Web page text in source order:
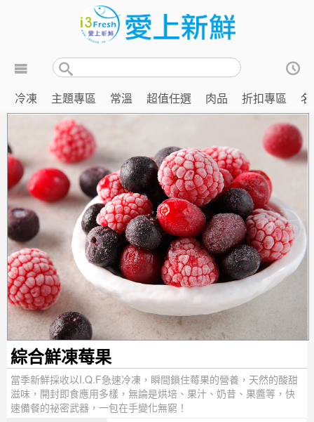
冷凍 主題專區 常溫 超值任選 肉品 折扣專區
綜合鮮凍莓果
當季新鮮採收以I.Q.F急速冷凍，瞬間鎖住莓果的營養，天然的酸甜
滋味，開封即食應用多樣，無論是烘培、果汁、奶昔、果醬等，快
速備餐的祕密武器，一包在手變化無窮！